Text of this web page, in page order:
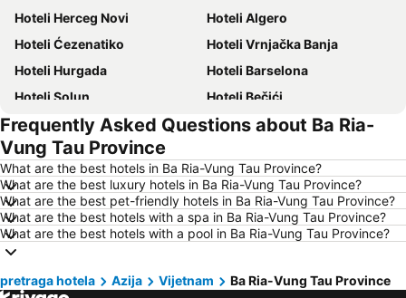
Hoteli Herceg Novi
Hoteli Algero
Hoteli Ćezenatiko
Hoteli Vrnjačka Banja
Hoteli Hurgada
Hoteli Barselona
Hoteli Solun
Hoteli Bečići
Hoteli Hanija
Hoteli Tivat
Hoteli Nica
Hoteli Rim
Hoteli Nei Pori
Hoteli Pefkohori
Hoteli Rimini
Hoteli Milano
Hoteli Krit
Hoteli Majorka
Hoteli Sardinija
Hoteli Ostrvo Tasos
Frequently Asked Questions about Ba Ria-
Vung Tau Province
What are the best hotels in Ba Ria-Vung Tau Province?
What are the best luxury hotels in Ba Ria-Vung Tau Province?
What are the best pet-friendly hotels in Ba Ria-Vung Tau Province?
What are the best hotels with a spa in Ba Ria-Vung Tau Province?
What are the best hotels with a pool in Ba Ria-Vung Tau Province?
pretraga hotela Azija Vijetnam Ba Ria-Vung Tau Province